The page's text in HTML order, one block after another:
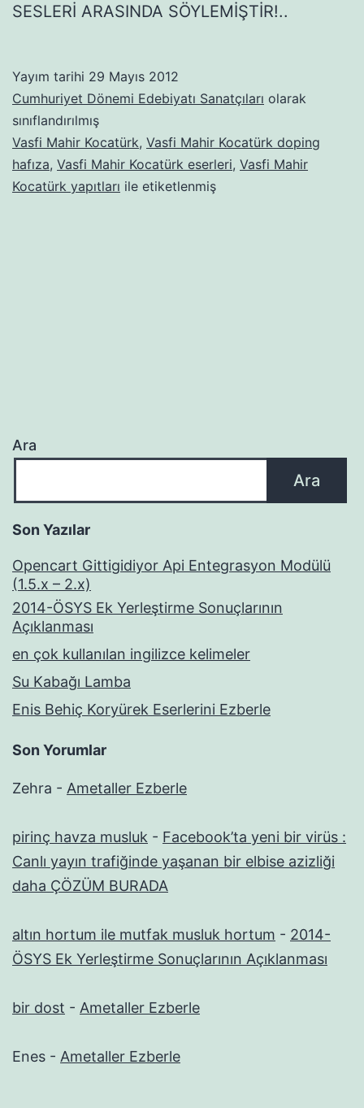
SESLERİ ARASINDA SÖYLEMİŞTİR!..
Yayım tarihi 29 Mayıs 2012
Cumhuriyet Dönemi Edebiyatı Sanatçıları olarak
sınıflandırılmış
Vasfi Mahir Kocatürk, Vasfi Mahir Kocatürk doping
hafıza, Vasfi Mahir Kocatürk eserleri, Vasfi Mahir
Kocatürk yapıtları ile etiketlenmiş
Ara
Ara
Son Yazılar
Opencart Gittigidiyor Api Entegrasyon Modülü
(1.5.x – 2.x)
2014-ÖSYS Ek Yerleştirme Sonuçlarının
Açıklanması
en çok kullanılan ingilizce kelimeler
Su Kabağı Lamba
Enis Behiç Koryürek Eserlerini Ezberle
Son Yorumlar
Zehra - Ametaller Ezberle
pirinç havza musluk - Facebook’ta yeni bir virüs :
Canlı yayın trafiğinde yaşanan bir elbise azizliği
daha ÇÖZÜM BURADA
altın hortum ile mutfak musluk hortum - 2014-
ÖSYS Ek Yerleştirme Sonuçlarının Açıklanması
bir dost - Ametaller Ezberle
Enes - Ametaller Ezberle